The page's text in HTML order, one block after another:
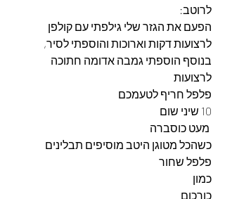
לרוטב:
הפעם את הגזר שלי גילפתי עם קולפן
לרצועות דקות וארוכות והוספתי לסיר,
בנוסף הוספתי גמבה אדומה חתוכה
לרצועות
פלפל חריף לטעמכם
10 שיני שום
כשהכל מטוגן היטב מוסיפים תבלינים
פלפל שחור
כמון
כורכום